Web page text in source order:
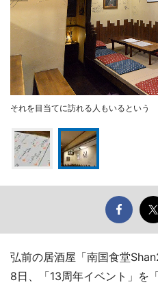
それを目当てに訪れる人もいるという
弘前の居酒屋「南国食堂
8日、「13周年イベント」を